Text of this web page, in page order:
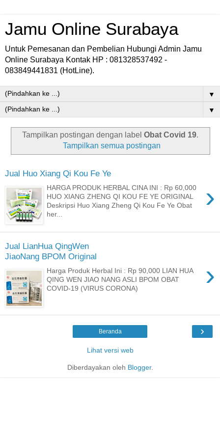
Jamu Online Surabaya
Untuk Pemesanan dan Pembelian Hubungi Admin Jamu
Online Surabaya Kontak HP : 081328537492 -
083849441831 (HotLine).
▼
▼
Tampilkan postingan dengan label Obat Covid 19.
Tampilkan semua postingan
Jual Huo Xiang Qi Kou Fe Ye
›
HARGA PRODUK HERBAL CINA INI : Rp 60,000
HUO XIANG ZHENG QI KOU FE YE ORIGINAL
Deskripsi Huo Xiang Zheng Qi Kou Fe Ye Obat
her...
Jual LianHua QingWen
JiaoNang BPOM Original
›
Harga Produk Herbal Ini : Rp 90,000 LIAN HUA
QING WEN JIAO NANG ASLI BPOM OBAT
COVID-19 (VIRUS CORONA)
›
Beranda
Lihat versi web
Diberdayakan oleh Blogger.